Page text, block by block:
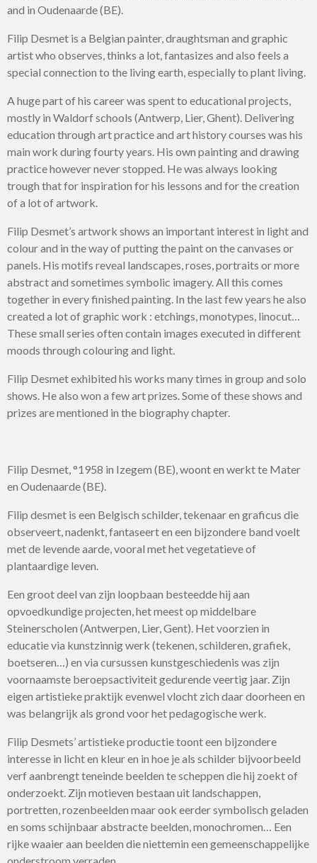
and in Oudenaarde (BE).
Filip Desmet is a Belgian painter, draughtsman and graphic
artist who observes, thinks a lot, fantasizes and also feels a
special connection to the living earth, especially to plant living.
A huge part of his career was spent to educational projects,
mostly in Waldorf schools (Antwerp, Lier, Ghent). Delivering
education through art practice and art history courses was his
main work during fourty years. His own painting and drawing
practice however never stopped. He was always looking
trough that for inspiration for his lessons and for the creation
of a lot of artwork.
Filip Desmet’s artwork shows an important interest in light and
colour and in the way of putting the paint on the canvases or
panels. His motifs reveal landscapes, roses, portraits or more
abstract and sometimes symbolic imagery. All this comes
together in every finished painting. In the last few years he also
created a lot of graphic work : etchings, monotypes, linocut…
These small series often contain images executed in different
moods through colouring and light.
Filip Desmet exhibited his works many times in group and solo
shows. He also won a few art prizes. Some of these shows and
prizes are mentioned in the biography chapter.
Filip Desmet, °1958 in Izegem (BE), woont en werkt te Mater
en Oudenaarde (BE).
Filip desmet is een Belgisch schilder, tekenaar en graficus die
observeert, nadenkt, fantaseert en een bijzondere band voelt
met de levende aarde, vooral met het vegetatieve of
plantaardige leven.
Een groot deel van zijn loopbaan besteedde hij aan
opvoedkundige projecten, het meest op middelbare
Steinerscholen (Antwerpen, Lier, Gent). Het voorzien in
educatie via kunstzinnig werk (tekenen, schilderen, grafiek,
boetseren…) en via cursussen kunstgeschiedenis was zijn
voornaamste beroepsactiviteit gedurende veertig jaar. Zijn
eigen artistieke praktijk evenwel vlocht zich daar doorheen en
was belangrijk als grond voor het pedagogische werk.
Filip Desmets’ artistieke productie toont een bijzondere
interesse in licht en kleur en in hoe je als schilder bijvoorbeeld
verf aanbrengt teneinde beelden te scheppen die hij zoekt of
onderzoekt. Zijn motieven bestaan uit landschappen,
portretten, rozenbeelden maar ook eerder symbolisch geladen
en soms schijnbaar abstracte beelden, monochromen… Een
rijke waaier aan beelden die niettemin een gemeenschappelijke